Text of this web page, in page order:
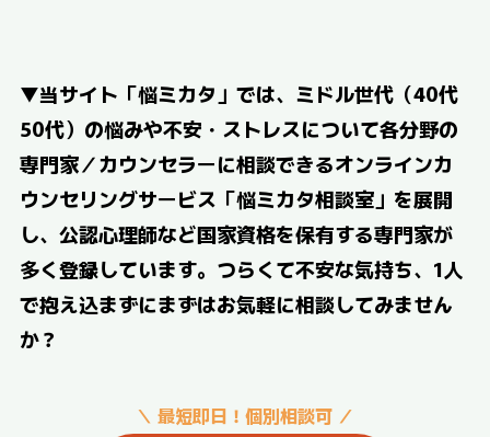
▼当サイト「悩ミカタ」では、ミドル世代（40代
50代）の悩みや不安・ストレスについて各分野の
専門家／カウンセラーに相談できるオンラインカ
ウンセリングサービス「悩ミカタ相談室」を展開
し、公認心理師など国家資格を保有する専門家が
多く登録しています。つらくて不安な気持ち、1人
で抱え込まずにまずはお気軽に相談してみません
か？
＼ 最短即日！個別相談可 ／